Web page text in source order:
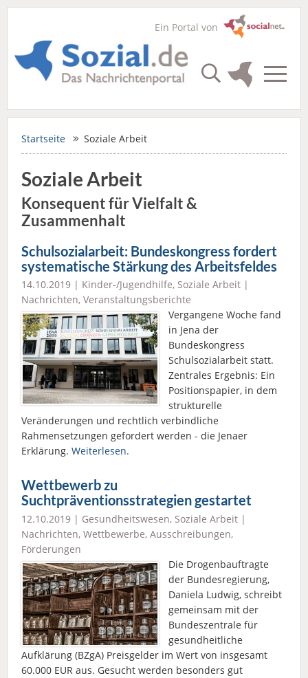
Ein Portal von
Startseite Soziale Arbeit
Soziale Arbeit
Konsequent für Vielfalt &
Zusammenhalt
Schulsozialarbeit: Bundeskongress fordert
systematische Stärkung des Arbeitsfeldes
14.10.2019 | Kinder-/Jugendhilfe, Soziale Arbeit |
Nachrichten, Veranstaltungsberichte
Vergangene Woche fand
in Jena der
Bundeskongress
Schulsozialarbeit statt.
Zentrales Ergebnis: Ein
Positionspapier, in dem
strukturelle
Veränderungen und rechtlich verbindliche
Rahmensetzungen gefordert werden - die Jenaer
Erklärung. Weiterlesen.
Wettbewerb zu
Suchtpräventionsstrategien gestartet
12.10.2019 | Gesundheitswesen, Soziale Arbeit |
Nachrichten, Wettbewerbe, Ausschreibungen,
Förderungen
Die Drogenbauftragte
der Bundesregierung,
Daniela Ludwig, schreibt
gemeinsam mit der
Bundeszentrale für
gesundheitliche
Aufklärung (BZgA) Preisgelder im Wert von insgesamt
60.000 EUR aus. Gesucht werden besonders gut